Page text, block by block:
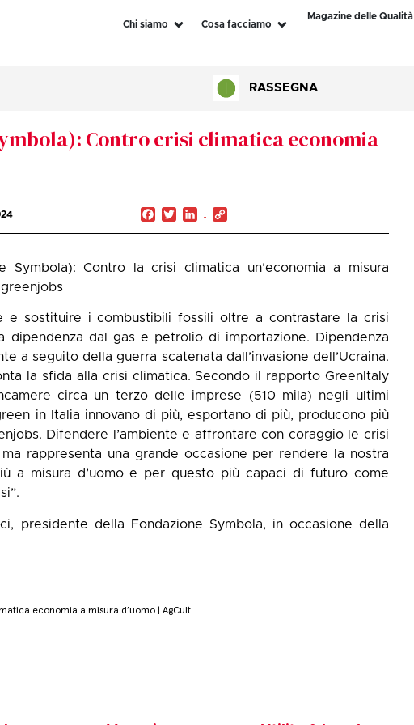
Chi siamo Cosa facciamo
Magazine delle Qualità
RASSEGNA
Contro crisi climatica economia
Facebook
TwitterLinkedIn
Symbola): Contro la crisi climatica un’economia a misura
e sostituire i combustibili fossili oltre a contrastare la crisi
dipendenza dal gas e petrolio di importazione. Dipendenza
a seguito della guerra scatenata dall’invasione dell’Ucraina.
la sfida alla crisi climatica. Secondo il rapporto GreenItaly
circa un terzo delle imprese (510 mila) negli ultimi
in Italia innovano di più, esportano di più, producono più
Difendere l’ambiente e affrontare con coraggio le crisi
rappresenta una grande occasione per rendere la nostra
a misura d’uomo e per questo più capaci di futuro come
”.
presidente della Fondazione Symbola, in occasione della
economia a misura d’uomo | AgCult